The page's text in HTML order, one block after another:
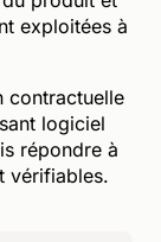
exploitées à
contractuelle
logiciel
répondre à
vérifiables.